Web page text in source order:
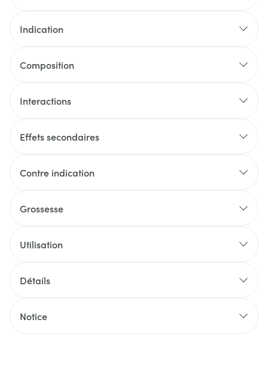
Indication
Composition
Interactions
Effets secondaires
Contre indication
Grossesse
Utilisation
Détails
Notice